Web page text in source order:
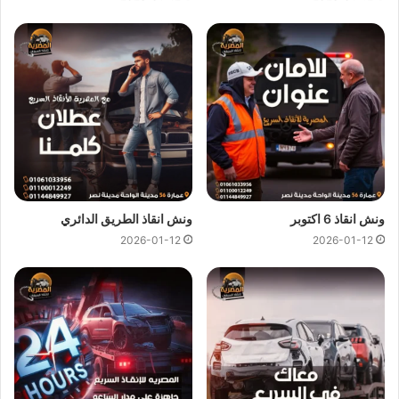
يمكن لفريقونش المصريةتقديم خدماتانقاذ سياراتسريعة
وبأسعار معقولة كل ما عليك الاتصال بنا وسوف نستجيب علي الفور
ونرسل لك على الفوراقرب ونش انقاذ
متوفر في المنوفية بالقرب
من مكان تعطل سيارتك لاننا نجعلها سهلة باتصالك بنا علي
01144849927او01017439322او01094833093نحن
نستعين بفريق من السائقين الخبرة لرفع و انقاذ سيارتك لاننا لا نعتمد
فقط على
ونش الانقاذولكننا نمتلك ايضا رافعات لانقاذ السيارات
المعطلة بنظام رفع هيدروليكي متكامل للتعامل مع حالات السيارات
الثقيلة وسيارات النقل و سيارات النصف نقل العالقة.
ونش نقل سيارات المنوفية
يوفر خدمة المساعدة على الطريق بسرعة فائفة
و بسعر معقول و خدمةانقاذ السياراتفي المنوفية وذلك من خلال
فريق من السائقين الوناشين الخبرة لتزويدك بافضل خدمةانقاذ
سياراتعلى الطريق و تقديم جميع خدماتالانقاذ السريع.
ونش انقاذ 6 اكتوبر
2026-01-12
ونش انقاذ الطريق الدائري
2026-01-12